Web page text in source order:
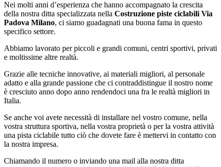
Nei molti anni d’esperienza che hanno accompagnato la crescita
della nostra ditta specializzata nella Costruzione piste ciclabili Via
Padova Milano, ci siamo guadagnati una buona fama in questo
specifico settore.
Abbiamo lavorato per piccoli e grandi comuni, centri sportivi, privati
e moltissime altre realtà.
Grazie alle tecniche innovative, ai materiali migliori, al personale
adatto e alla grande passione che ci contraddistingue il nostro nome
è cresciuto anno dopo anno rendendoci una fra le realtà migliori in
Italia.
Se anche voi avete necessità di installare nel vostro comune, nella
vostra struttura sportiva, nella vostra proprietà o per la vostra attività
una pista ciclabile tutto ciò che dovete fare è mettervi in contatto con
la nostra impresa.
Chiamando il numero o inviando una mail alla nostra ditta